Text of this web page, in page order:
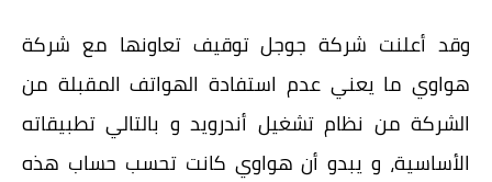
وقد أعلنت شركة جوجل توقيف تعاونها مع شركة
هواوي ما يعني عدم استفادة الهواتف المقبلة من
الشركة من نظام تشغيل أندرويد و بالتالي تطبيقاته
الأساسية، و يبدو أن هواوي كانت تحسب حساب هذه